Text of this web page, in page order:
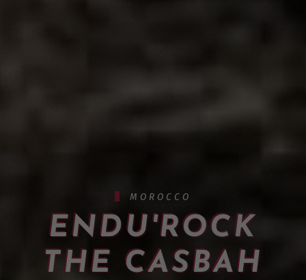
MOROCCO
ENDU'ROCK
THE CASBAH